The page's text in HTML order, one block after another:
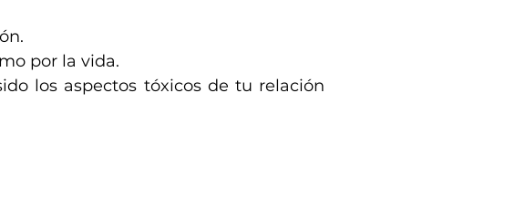
por la vida.
los aspectos tóxicos de tu relación